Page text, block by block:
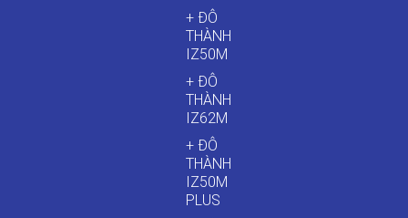
+ ĐÔ
THÀNH
IZ50M
+ ĐÔ
THÀNH
IZ62M
+ ĐÔ
THÀNH
IZ50M
PLUS